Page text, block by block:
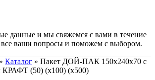
данные и мы свяжемся с вами в течение
все ваши вопросы и поможем с выбором.
» Каталог » Пакет ДОЙ-ПАК 150х240х70 с
КРАФТ (50) (х100) (х500)